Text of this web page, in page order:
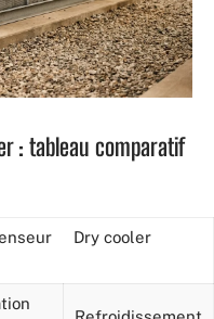
: tableau comparatif
Dry cooler